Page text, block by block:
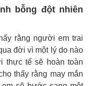
bỗng đột nhiên
rằng người em trai
đời vì một lý do nào
thực tế sẽ hoàn toàn
thấy rằng may mắn